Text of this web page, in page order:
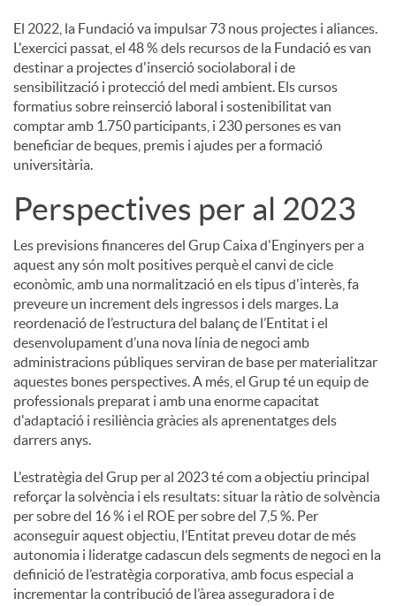
El 2022, la Fundació va impulsar 73 nous projectes i aliances.
L'exercici passat, el 48 % dels recursos de la Fundació es van
destinar a projectes d'inserció sociolaboral i de
sensibilització i protecció del medi ambient. Els cursos
formatius sobre reinserció laboral i sostenibilitat van
comptar amb 1.750 participants, i 230 persones es van
beneficiar de beques, premis i ajudes per a formació
universitària.
Perspectives per al 2023
Les previsions financeres del Grup Caixa d'Enginyers per a
aquest any són molt positives perquè el canvi de cicle
econòmic, amb una normalització en els tipus d'interès, fa
preveure un increment dels ingressos i dels marges. La
reordenació de l’estructura del balanç de l’Entitat i el
desenvolupament d’una nova línia de negoci amb
administracions públiques serviran de base per materialitzar
aquestes bones perspectives. A més, el Grup té un equip de
professionals preparat i amb una enorme capacitat
d'adaptació i resiliència gràcies als aprenentatges dels
darrers anys.
L'estratègia del Grup per al 2023 té com a objectiu principal
reforçar la solvència i els resultats: situar la ràtio de solvència
per sobre del 16 % i el ROE per sobre del 7,5 %. Per
aconseguir aquest objectiu, l’Entitat preveu dotar de més
autonomia i lideratge cadascun dels segments de negoci en la
definició de l’estratègia corporativa, amb focus especial a
incrementar la contribució de l’àrea asseguradora i de